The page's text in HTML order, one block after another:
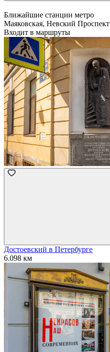
Ближайшие станции метро
Маяковская, Невский Проспект
Входит в маршруты
Достоевский в Петербурге
6.098 км